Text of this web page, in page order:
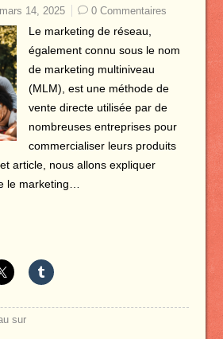
mars 14, 2025 0 Commentaires
Le marketing de réseau,
également connu sous le nom
de marketing multiniveau
(MLM), est une méthode de
vente directe utilisée par de
nombreuses entreprises pour
commercialiser leurs produits
article, nous allons expliquer
le marketing…
sur